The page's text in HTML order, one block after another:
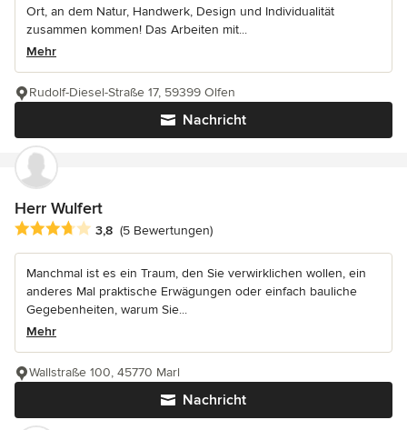
Ort, an dem Natur, Handwerk, Design und Individualität
zusammen kommen! Das Arbeiten mit...
Mehr
Nachricht
Rudolf-Diesel-Straße 17, 59399 Olfen
Herr Wulfert
Durchschnittliche Bewertung: 3.8 von 5 Sternen
3,8 (5 Bewertungen)
Manchmal ist es ein Traum, den Sie verwirklichen wollen, ein
anderes Mal praktische Erwägungen oder einfach bauliche
Gegebenheiten, warum Sie...
Mehr
Nachricht
Wallstraße 100, 45770 Marl